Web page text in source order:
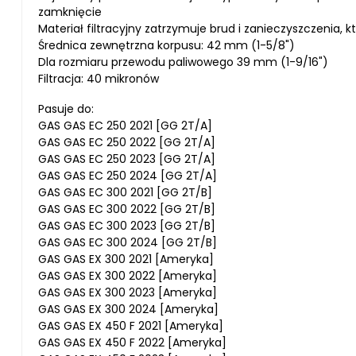
zamknięcie
Materiał filtracyjny zatrzymuje brud i zanieczyszczenia,
Średnica zewnętrzna korpusu: 42 mm (1-5/8")
Dla rozmiaru przewodu paliwowego 39 mm (1-9/16")
Filtracja: 40 mikronów
Pasuje do:
GAS GAS EC 250 2021 [GG 2T/A]
GAS GAS EC 250 2022 [GG 2T/A]
GAS GAS EC 250 2023 [GG 2T/A]
GAS GAS EC 250 2024 [GG 2T/A]
GAS GAS EC 300 2021 [GG 2T/B]
GAS GAS EC 300 2022 [GG 2T/B]
GAS GAS EC 300 2023 [GG 2T/B]
GAS GAS EC 300 2024 [GG 2T/B]
GAS GAS EX 300 2021 [Ameryka]
GAS GAS EX 300 2022 [Ameryka]
GAS GAS EX 300 2023 [Ameryka]
GAS GAS EX 300 2024 [Ameryka]
GAS GAS EX 450 F 2021 [Ameryka]
GAS GAS EX 450 F 2022 [Ameryka]